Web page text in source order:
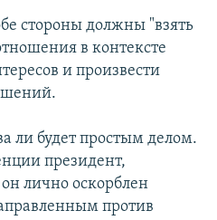
стороны должны "взять
в контексте
и произвести
ли будет простым делом.
президент,
лично оскорблен
против